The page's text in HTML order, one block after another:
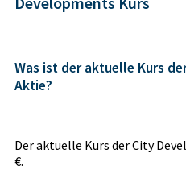
Was ist der aktuelle Kurs
Aktie?
Der aktuelle Kurs der City
€.